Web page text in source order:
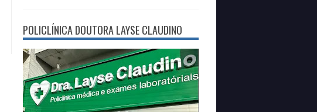
POLICLÍNICA DOUTORA LAYSE CLAUDINO